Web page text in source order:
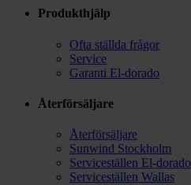
Produkthjälp
Ofta ställda frågor
Service
Garanti El-dorado
Återförsäljare
Återförsäljare
Sunwind Stockholm
Serviceställen El-dorado
Serviceställen Wallas